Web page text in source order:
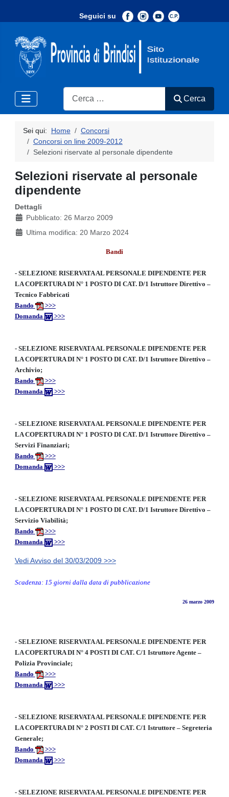
Seguici su
Search
Cerca
Sei qui: Home
Concorsi
Concorsi on line 2009-2012
Selezioni riservate al personale dipendente
Selezioni riservate al personale
dipendente
Dettagli
Pubblicato: 26 Marzo 2009
Ultima modifica: 20 Marzo 2024
Bandi
- SELEZIONE RISERVATA AL PERSONALE DIPENDENTE PER
LA COPERTURA DI N° 1 POSTO DI CAT. D/1 Istruttore Direttivo –
Tecnico Fabbricati
Bando
>>>
Domanda
>>>
- SELEZIONE RISERVATA AL PERSONALE DIPENDENTE PER
LA COPERTURA DI N° 1 POSTO DI CAT. D/1 Istruttore Direttivo –
Archivio;
Bando
>>>
Domanda
>>>
- SELEZIONE RISERVATA AL PERSONALE DIPENDENTE PER
LA COPERTURA DI N° 1 POSTO DI CAT. D/1 Istruttore Direttivo –
Servizi Finanziari;
Bando
>>>
Domanda
>>>
- SELEZIONE RISERVATA AL PERSONALE DIPENDENTE PER
LA COPERTURA DI N° 1 POSTO DI CAT. D/1 Istruttore Direttivo –
Servizio Viabilità;
Bando
>>>
Domanda
>>>
Vedi Avviso del 30/03/2009 >>>
Scadenza: 15 giorni dalla data di pubblicazione
26 marzo 2009
- SELEZIONE RISERVATA AL PERSONALE DIPENDENTE PER
LA COPERTURA DI N° 4 POSTI DI CAT. C/1 Istruttore Agente –
Polizia Provinciale;
Bando
>>>
Domanda
>>>
- SELEZIONE RISERVATA AL PERSONALE DIPENDENTE PER
LA COPERTURA DI N° 2 POSTI DI CAT. C/1 Istruttore – Segreteria
Generale;
Bando
>>>
Domanda
>>>
- SELEZIONE RISERVATA AL PERSONALE DIPENDENTE PER